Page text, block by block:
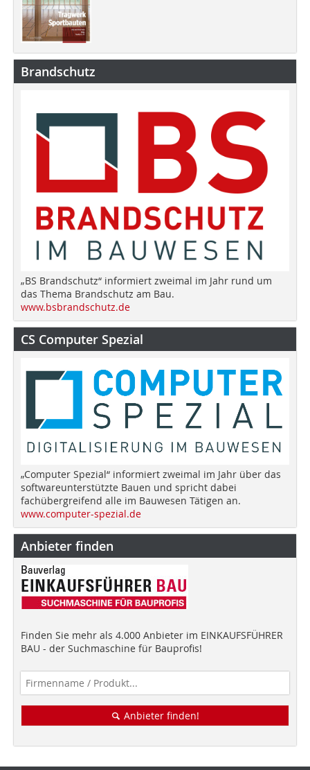
Brandschutz
„BS Brandschutz“ informiert zweimal im Jahr rund um
das Thema Brandschutz am Bau.
www.bsbrandschutz.de
CS Computer Spezial
„Computer Spezial“ informiert zweimal im Jahr über das
softwareunterstützte Bauen und spricht dabei
fachübergreifend alle im Bauwesen Tätigen an.
www.computer-spezial.de
Anbieter finden
Finden Sie mehr als 4.000 Anbieter im EINKAUFSFÜHRER
BAU - der Suchmaschine für Bauprofis!
Anbieter finden!